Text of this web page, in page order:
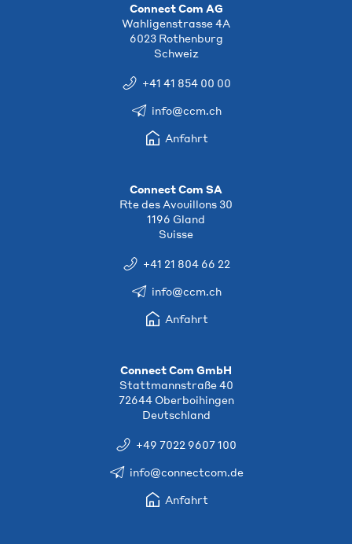
Connect Com AG
Wahligenstrasse 4A
6023 Rothenburg
Schweiz
+41 41 854 00 00
info@ccm.ch
Anfahrt
Connect Com SA
Rte des Avouillons 30
1196 Gland
Suisse
+41 21 804 66 22
info@ccm.ch
Anfahrt
Connect Com GmbH
Stattmannstraße 40
72644 Oberboihingen
Deutschland
+49 7022 9607 100
info@connectcom.de
Anfahrt